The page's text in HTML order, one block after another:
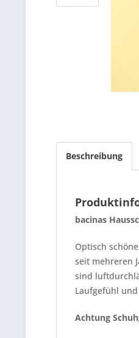
Beschreibung
bacinas
Optisch
seit mehreren
sind
Laufgefühl
Achtung